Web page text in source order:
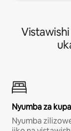
Nyumba za
Nyumba